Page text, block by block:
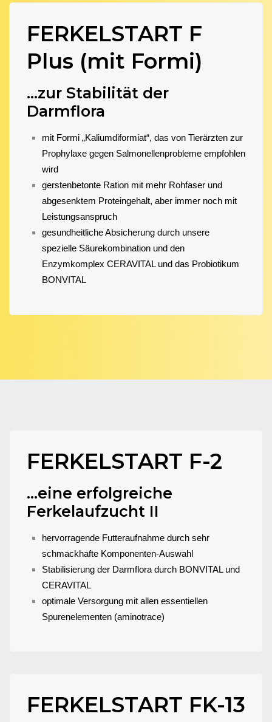
FERKELSTART F
Plus (mit Formi)
...zur Stabilität der
Darmflora
mit Formi „Kaliumdiformiat“, das von Tierärzten zur
Prophylaxe gegen Salmonellenprobleme empfohlen
wird
gerstenbetonte Ration mit mehr Rohfaser und
abgesenktem Proteingehalt, aber immer noch mit
Leistungsanspruch
gesundheitliche Absicherung durch unsere
spezielle Säurekombination und den
Enzymkomplex CERAVITAL und das Probiotikum
BONVITAL
FERKELSTART F-2
...eine erfolgreiche
Ferkelaufzucht II
hervorragende Futteraufnahme durch sehr
schmackhafte Komponenten-Auswahl
Stabilisierung der Darmflora durch BONVITAL und
CERAVITAL
optimale Versorgung mit allen essentiellen
Spurenelementen (aminotrace)
FERKELSTART FK-13